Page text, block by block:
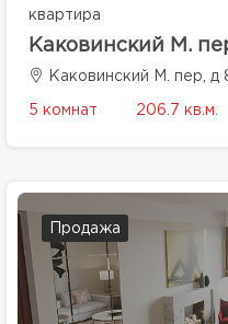
квартира
Каковинский М.
Каковинский М. пер, д
5 комнат 206.7 кв.м.
Продажа